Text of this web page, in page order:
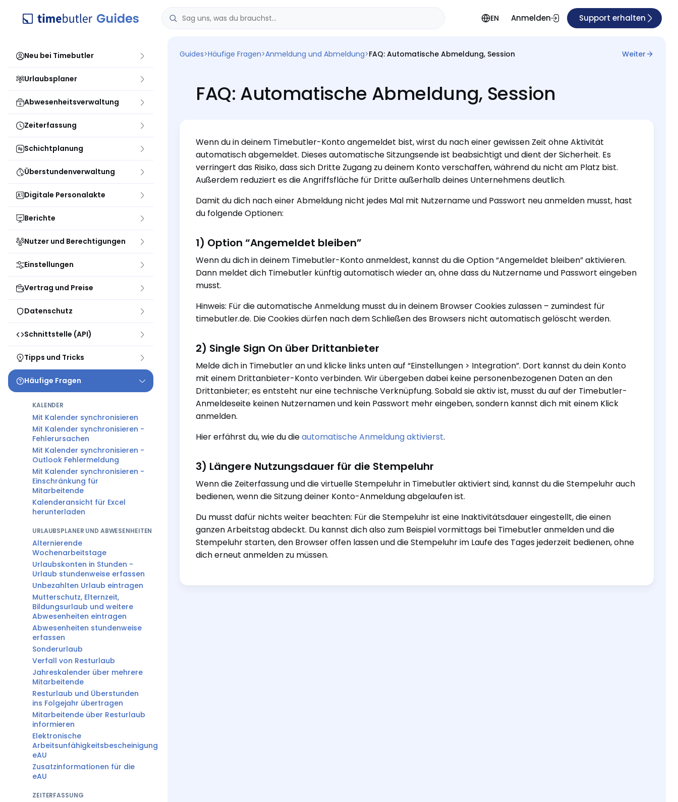
EN Anmelden Support erhalten
Neu bei Timebutler
Urlaubsplaner
Abwesenheitsverwaltung
Zeiterfassung
Schichtplanung
Überstundenverwaltung
Digitale Personalakte
Berichte
Nutzer und Berechtigungen
Einstellungen
Vertrag und Preise
Datenschutz
Schnittstelle (API)
Tipps und Tricks
Häufige Fragen
KALENDER
Mit Kalender synchronisieren
Mit Kalender synchronisieren -
Fehlerursachen
Mit Kalender synchronisieren -
Outlook Fehlermeldung
Mit Kalender synchronisieren -
Einschränkung für
Mitarbeitende
Kalenderansicht für Excel
herunterladen
URLAUBSPLANER UND ABWESENHEITEN
Alternierende
Wochenarbeitstage
Urlaubskonten in Stunden -
Urlaub stundenweise erfassen
Unbezahlten Urlaub eintragen
Mutterschutz, Elternzeit,
Bildungsurlaub und weitere
Abwesenheiten eintragen
Abwesenheiten stundenweise
erfassen
Sonderurlaub
Verfall von Resturlaub
Jahreskalender über mehrere
Mitarbeitende
Resturlaub und Überstunden
ins Folgejahr übertragen
Mitarbeitende über Resturlaub
informieren
Elektronische
Arbeitsunfähigkeitsbescheinigung
eAU
Zusatzinformationen für die
eAU
ZEITERFASSUNG
Guides>Häufige Fragen>Anmeldung und Abmeldung>FAQ: Automatische Abmeldung, Session Weiter
FAQ: Automatische Abmeldung, Session
Wenn du in deinem Timebutler-Konto angemeldet bist, wirst du nach einer gewissen Zeit ohne Aktivität
automatisch abgemeldet. Dieses automatische Sitzungsende ist beabsichtigt und dient der Sicherheit. Es
verringert das Risiko, dass sich Dritte Zugang zu deinem Konto verschaffen, während du nicht am Platz bist.
Außerdem reduziert es die Angriffsfläche für Dritte außerhalb deines Unternehmens deutlich.
Damit du dich nach einer Abmeldung nicht jedes Mal mit Nutzername und Passwort neu anmelden musst, hast
du folgende Optionen:
1) Option “Angemeldet bleiben”
Wenn du dich in deinem Timebutler-Konto anmeldest, kannst du die Option “Angemeldet bleiben” aktivieren.
Dann meldet dich Timebutler künftig automatisch wieder an, ohne dass du Nutzername und Passwort eingeben
musst.
Hinweis: Für die automatische Anmeldung musst du in deinem Browser Cookies zulassen – zumindest für
timebutler.de. Die Cookies dürfen nach dem Schließen des Browsers nicht automatisch gelöscht werden.
2) Single Sign On über Drittanbieter
Melde dich in Timebutler an und klicke links unten auf “Einstellungen > Integration”. Dort kannst du dein Konto
mit einem Drittanbieter-Konto verbinden. Wir übergeben dabei keine personenbezogenen Daten an den
Drittanbieter; es entsteht nur eine technische Verknüpfung. Sobald sie aktiv ist, musst du auf der Timebutler-
Anmeldeseite keinen Nutzernamen und kein Passwort mehr eingeben, sondern kannst dich mit einem Klick
anmelden.
Hier erfährst du, wie du dieautomatische Anmeldung aktivierst.
3) Längere Nutzungsdauer für die Stempeluhr
Wenn die Zeiterfassung und die virtuelle Stempeluhr in Timebutler aktiviert sind, kannst du die Stempeluhr auch
bedienen, wenn die Sitzung deiner Konto-Anmeldung abgelaufen ist.
Du musst dafür nichts weiter beachten: Für die Stempeluhr ist eine Inaktivitätsdauer eingestellt, die einen
ganzen Arbeitstag abdeckt. Du kannst dich also zum Beispiel vormittags bei Timebutler anmelden und die
Stempeluhr starten, den Browser offen lassen und die Stempeluhr im Laufe des Tages jederzeit bedienen, ohne
dich erneut anmelden zu müssen.